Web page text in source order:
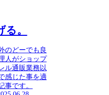
。
のどーでも良
人がショップ
ル通販業務以
感じた事を適
事です。